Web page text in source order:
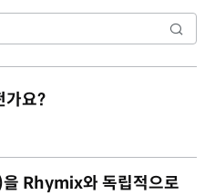
가요?
Rhymix와 독립적으로